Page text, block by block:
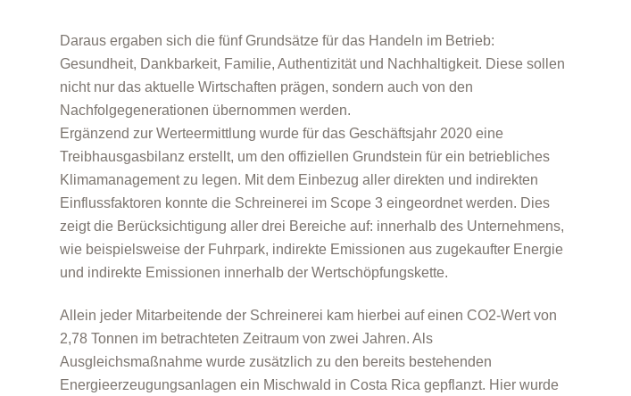
Daraus ergaben sich die fünf Grundsätze für das Handeln im Betrieb:
Gesundheit, Dankbarkeit, Familie, Authentizität und Nachhaltigkeit. Diese sollen
nicht nur das aktuelle Wirtschaften prägen, sondern auch von den
Nachfolgegenerationen übernommen werden.
Ergänzend zur Werteermittlung wurde für das Geschäftsjahr 2020 eine
Treibhausgasbilanz erstellt, um den offiziellen Grundstein für ein betriebliches
Klimamanagement zu legen. Mit dem Einbezug aller direkten und indirekten
Einflussfaktoren konnte die Schreinerei im Scope 3 eingeordnet werden. Dies
zeigt die Berücksichtigung aller drei Bereiche auf: innerhalb des Unternehmens,
wie beispielsweise der Fuhrpark, indirekte Emissionen aus zugekaufter Energie
und indirekte Emissionen innerhalb der Wertschöpfungskette.
Allein jeder Mitarbeitende der Schreinerei kam hierbei auf einen CO2-Wert von
2,78 Tonnen im betrachteten Zeitraum von zwei Jahren. Als
Ausgleichsmaßnahme wurde zusätzlich zu den bereits bestehenden
Energieerzeugungsanlagen ein Mischwald in Costa Rica gepflanzt. Hier wurde